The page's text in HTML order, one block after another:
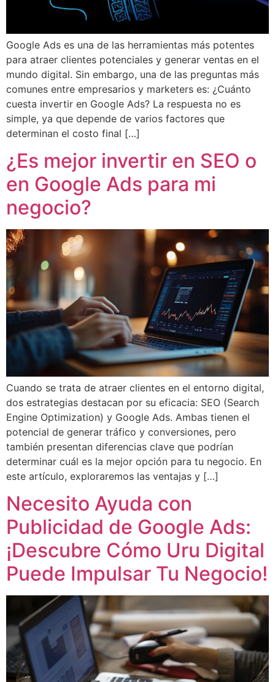
Google Ads es una de las herramientas más potentes
para atraer clientes potenciales y generar ventas en el
mundo digital. Sin embargo, una de las preguntas más
comunes entre empresarios y marketers es: ¿Cuánto
cuesta invertir en Google Ads? La respuesta no es
simple, ya que depende de varios factores que
determinan el costo final […]
¿Es mejor invertir en SEO o
en Google Ads para mi
negocio?
Cuando se trata de atraer clientes en el entorno digital,
dos estrategias destacan por su eficacia: SEO (Search
Engine Optimization) y Google Ads. Ambas tienen el
potencial de generar tráfico y conversiones, pero
también presentan diferencias clave que podrían
determinar cuál es la mejor opción para tu negocio. En
este artículo, exploraremos las ventajas y […]
Necesito Ayuda con
Publicidad de Google Ads:
¡Descubre Cómo Uru Digital
Puede Impulsar Tu Negocio!